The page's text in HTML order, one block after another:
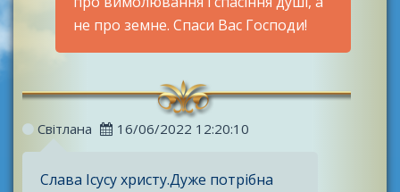
не про земне. Спаси Вас Господи!
Світлана 16/06/2022 12:20:10
Слава Ісусу христу.Дуже потрібна